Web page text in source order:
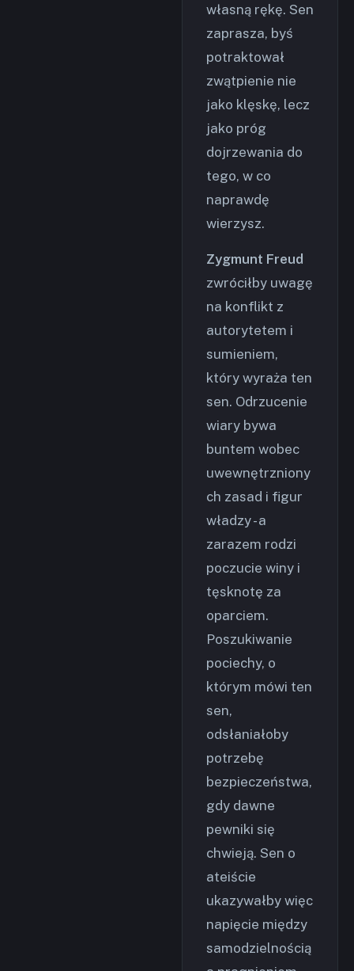
własną rękę. Sen
zaprasza, byś
potraktował
zwątpienie nie
jako klęskę, lecz
jako próg
dojrzewania do
tego, w co
naprawdę
wierzysz.
Zygmunt Freud
zwróciłby uwagę
na konflikt z
autorytetem i
sumieniem,
który wyraża ten
sen. Odrzucenie
wiary bywa
buntem wobec
uwewnętrzniony
ch zasad i figur
władzy - a
zarazem rodzi
poczucie winy i
tęsknotę za
oparciem.
Poszukiwanie
pociechy, o
którym mówi ten
sen,
odsłaniałoby
potrzebę
bezpieczeństwa,
gdy dawne
pewniki się
chwieją. Sen o
ateiście
ukazywałby więc
napięcie między
samodzielnością